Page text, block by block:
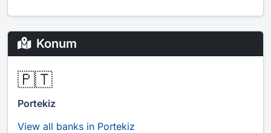
Konum
🇵🇹
Portekiz
View all banks in Portekiz